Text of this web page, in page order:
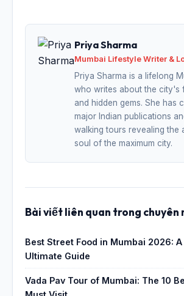
Priya Sharma
Mumbai Lifestyle Writer &
Priya Sharma is a lifelong
who writes about the city's
and hidden gems. She has
major Indian publications
walking tours revealing the
soul of the maximum city.
Bài viết liên quan trong chuyên
Best Street Food in Mumbai 2026:
Ultimate Guide
Vada Pav Tour of Mumbai: The 10